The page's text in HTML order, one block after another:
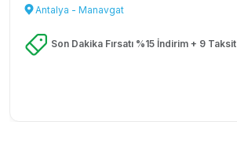
Antalya - Manavgat
Son Dakika Fırsatı %15 İndirim + 9 Taksit